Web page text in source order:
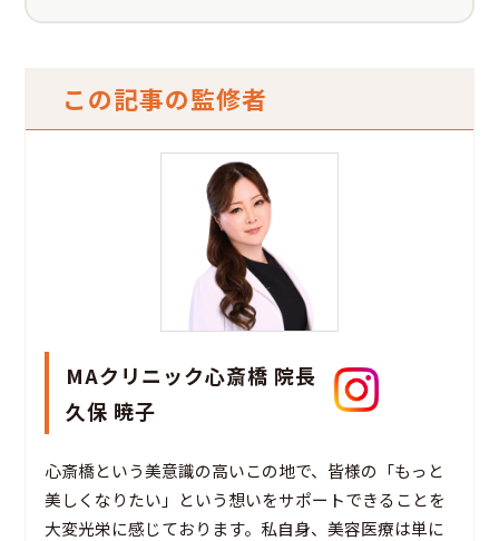
この記事の監修者
MAクリニック心斎橋 院長
久保 暁子
心斎橋という美意識の高いこの地で、皆様の「もっと
美しくなりたい」という想いをサポートできることを
大変光栄に感じております。私自身、美容医療は単に